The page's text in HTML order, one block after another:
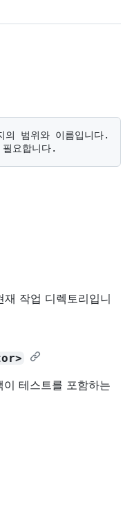
작업 디렉토리입니
테스트를 포함하는